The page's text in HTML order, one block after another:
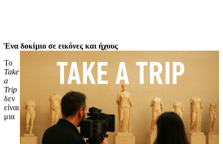
Ένα δοκίμιο σε εικόνες και ήχους
Το
Take
a
Trip
δεν
είναι
μια